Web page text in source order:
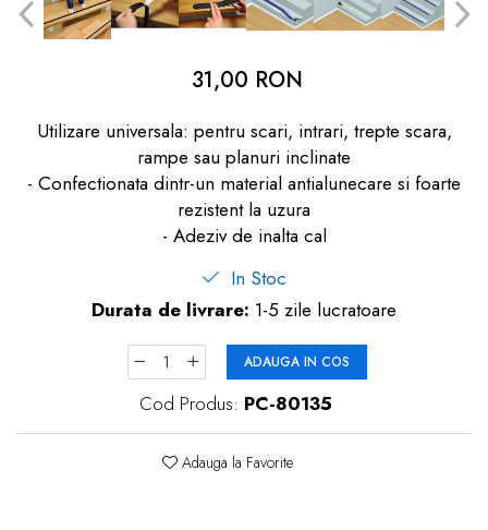
dopuri de urechi
31,00 RON
Utilizare universala: pentru scari, intrari, trepte scara,
rampe sau planuri inclinate
- Confectionata dintr-un material antialunecare si foarte
rezistent la uzura
- Adeziv de inalta cal
In Stoc
Durata de livrare: 1-5 zile lucratoare
ADAUGA IN COS
Cod Produs: PC-80135
Adauga la Favorite